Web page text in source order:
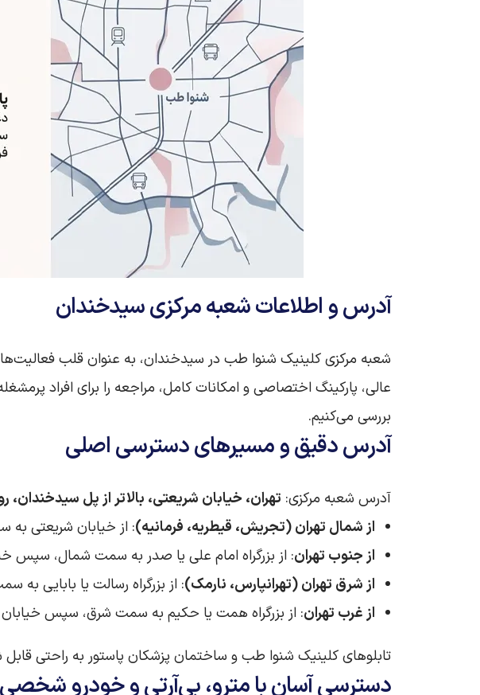
آدرس و اطلاعات شعبه مرکزی سیدخندان
شعبه مرکزی کلینیک شنوا طب در سیدخندان، به عنوان قلب
عالی، پارکینگ اختصاصی و امکانات کامل، مراجعه را برای افراد
بررسی می‌کنیم.
آدرس دقیق و مسیرهای دسترسی اصلی
آدرس شعبه مرکزی: تهران، خیابان شریعتی، بالاتر از پل سیدخندان، روبروی پارک کوروش، پلاک ۱۰۰۹،
از شمال تهران (تجریش، قیطریه، فرمانیه): از خیابان شریعتی به سمت
از جنوب تهران: از بزرگراه امام علی یا صدر به سمت شمال، سپس
از شرق تهران (تهرانپارس، نارمک): از بزرگراه رسالت یا بابایی
از غرب تهران: از بزرگراه همت یا حکیم به سمت شرق، سپس
تابلوهای کلینیک شنوا طب و ساختمان پزشکان پاستور به راحتی
دسترسی آسان با مترو، بی‌آرتی و خودرو شخصی